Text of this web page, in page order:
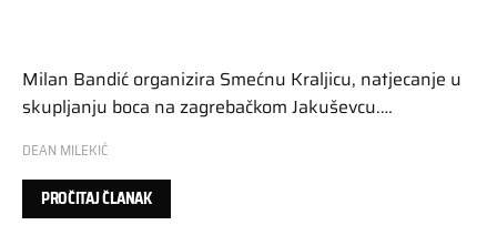
Milan Bandić organizira Smećnu Kraljicu, natjecanje u
skupljanju boca na zagrebačkom Jakuševcu.…
DEAN MILEKIĆ
PROČITAJ ČLANAK